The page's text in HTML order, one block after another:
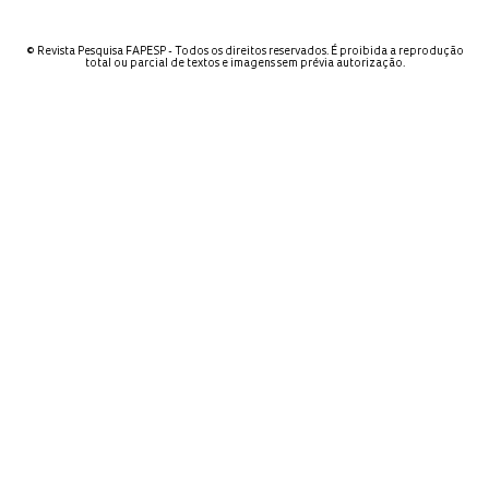
© Revista Pesquisa FAPESP - Todos os direitos reservados. É proibida a reprodução
total ou parcial de textos e imagens sem prévia autorização.